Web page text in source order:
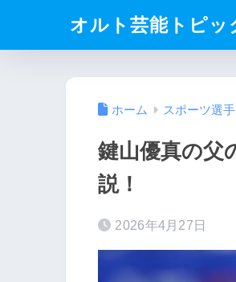
オルト芸能トピッ
ホーム スポーツ選手
鍵山優真の父
説！
2026年4月27日